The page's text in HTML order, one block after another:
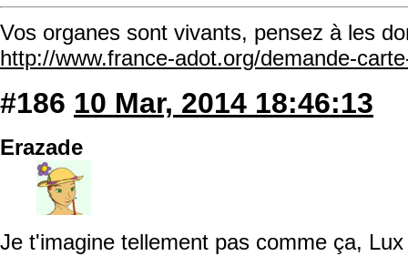
Vos organes sont vivants, pensez à les
http://www.france-adot.org/demande-
#186 10 Mar, 2014 18:46:13
Erazade
Je t'imagine tellement pas comme ça,